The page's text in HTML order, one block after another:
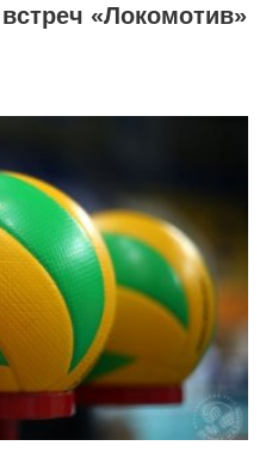
«Локомотив»